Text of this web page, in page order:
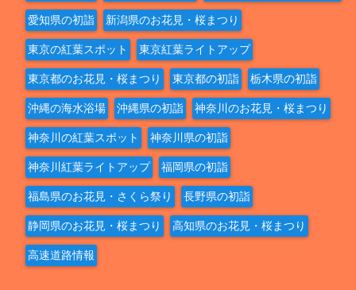
愛知県の初詣 新潟県のお花見・桜まつり
東京の紅葉スポット 東京紅葉ライトアップ
東京都のお花見・桜まつり 東京都の初詣 栃木県の初詣
沖縄の海水浴場 沖縄県の初詣 神奈川のお花見・桜まつり
神奈川の紅葉スポット 神奈川県の初詣
神奈川紅葉ライトアップ 福岡県の初詣
福島県のお花見・さくら祭り 長野県の初詣
静岡県のお花見・桜まつり 高知県のお花見・桜まつり
高速道路情報